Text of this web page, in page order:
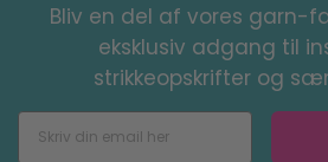
Bliv en del af vores garn-
eksklusiv adgang til
strikkeopskrifter og